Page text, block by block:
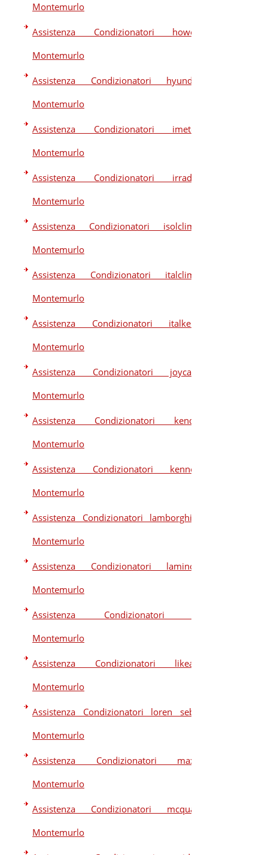
Montemurlo
Assistenza Condizionatori howell
Montemurlo
Assistenza Condizionatori hyundai
Montemurlo
Assistenza Condizionatori imetec
Montemurlo
Assistenza Condizionatori irradio
Montemurlo
Assistenza Condizionatori isolclima
Montemurlo
Assistenza Condizionatori italclima
Montemurlo
Assistenza Condizionatori italkero
Montemurlo
Assistenza Condizionatori joycare
Montemurlo
Assistenza Condizionatori kendo
Montemurlo
Assistenza Condizionatori kennex
Montemurlo
Assistenza Condizionatori lamborghini
Montemurlo
Assistenza Condizionatori laminox
Montemurlo
Assistenza Condizionatori lg
Montemurlo
Assistenza Condizionatori likeair
Montemurlo
Assistenza Condizionatori loren sebo
Montemurlo
Assistenza Condizionatori maxa
Montemurlo
Assistenza Condizionatori mcquay
Montemurlo